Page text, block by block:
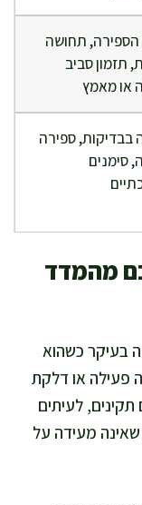
תחושה
תזמון סביב
או מאמץ
בבדיקות, ספירה
סימנים
מהמדד
בעיקר כשהוא
פעילה או דלקת
לעיתים
מעידה על